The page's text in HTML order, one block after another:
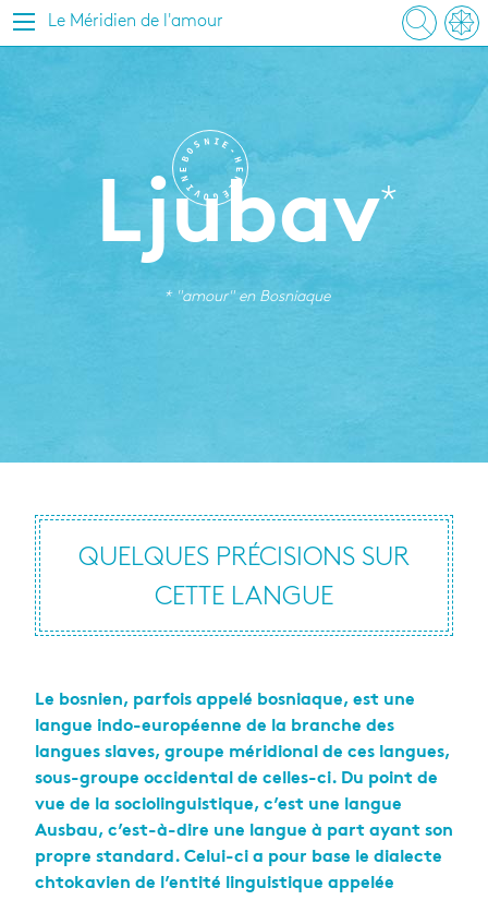
Le Méridien de l'amour
Ljubav
B
O
S N I E
-
H
E
R
Z
É
G
O
V
I
N
E
* "amour" en Bosniaque
QUELQUES PRÉCISIONS SUR
CETTE LANGUE
Le bosnien, parfois appelé bosniaque, est une
langue indo-européenne de la branche des
langues slaves, groupe méridional de ces langues,
sous-groupe occidental de celles-ci. Du point de
vue de la sociolinguistique, c’est une langue
Ausbau, c’est-à-dire une langue à part ayant son
propre standard. Celui-ci a pour base le dialecte
chtokavien de l’entité linguistique appelée